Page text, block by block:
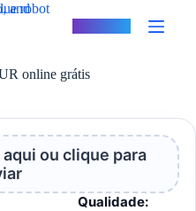
online grátis
ou clique para
Qualidade: